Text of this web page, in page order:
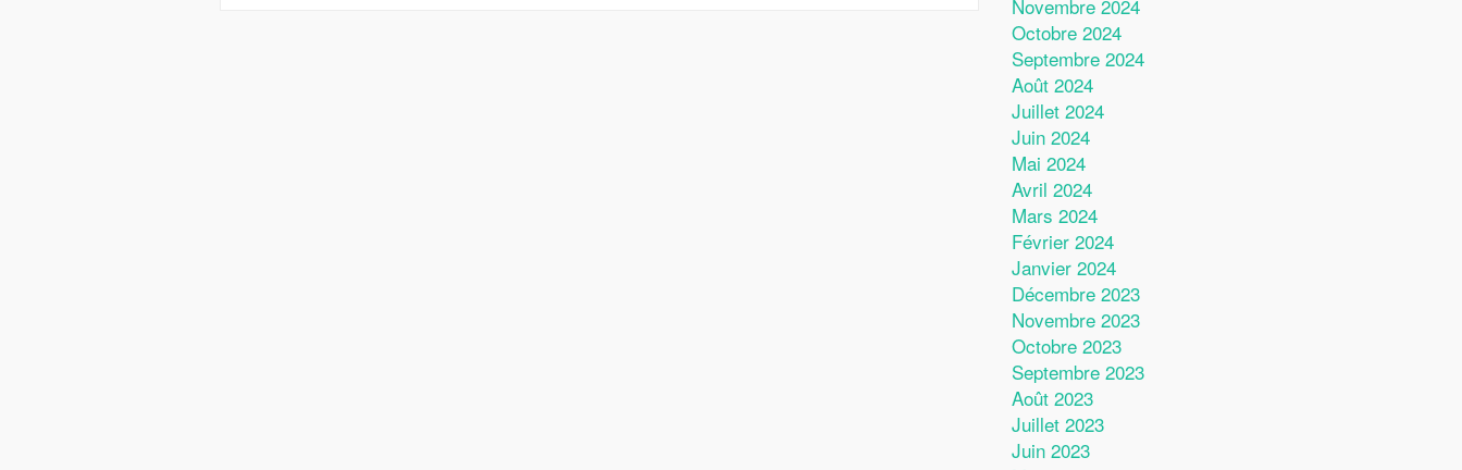
Novembre 2024
Octobre 2024
Septembre 2024
Août 2024
Juillet 2024
Juin 2024
Mai 2024
Avril 2024
Mars 2024
Février 2024
Janvier 2024
Décembre 2023
Novembre 2023
Octobre 2023
Septembre 2023
Août 2023
Juillet 2023
Juin 2023